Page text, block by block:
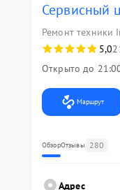
Сервисный
Ремонт техники
5,0
Открыто до
Маршрут
ОбзорОтзывы 280
Адрес